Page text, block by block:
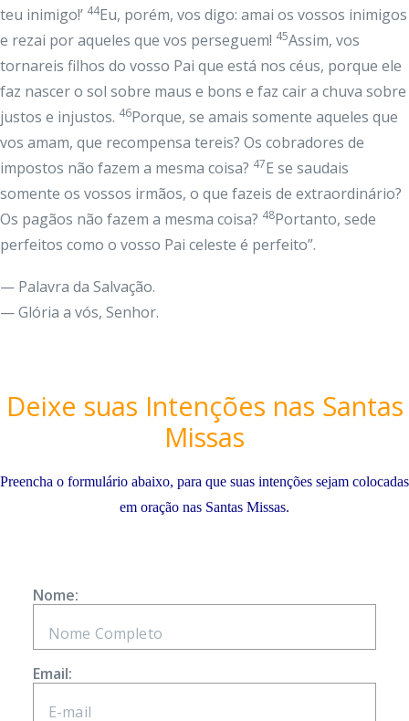
teu inimigo!’ 44Eu, porém, vos digo: amai os vossos inimigos
e rezai por aqueles que vos perseguem! 45Assim, vos
tornareis filhos do vosso Pai que está nos céus, porque ele
faz nascer o sol sobre maus e bons e faz cair a chuva sobre
justos e injustos. 46Porque, se amais somente aqueles que
vos amam, que recompensa tereis? Os cobradores de
impostos não fazem a mesma coisa? 47E se saudais
somente os vossos irmãos, o que fazeis de extraordinário?
Os pagãos não fazem a mesma coisa? 48Portanto, sede
perfeitos como o vosso Pai celeste é perfeito”.
— Palavra da Salvação.
— Glória a vós, Senhor.
Deixe suas Intenções nas Santas
Missas
Preencha o formulário abaixo, para que suas intenções sejam colocadas
em oração nas Santas Missas.
Nome:
Email: